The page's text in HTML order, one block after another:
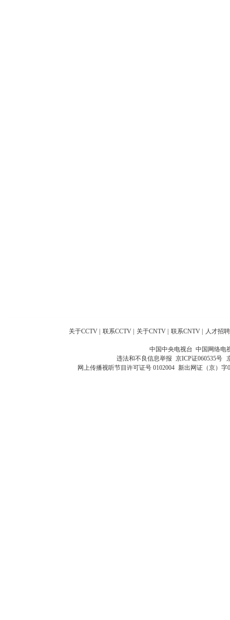
关于CCTV 联系CCTV 关于CNTV 联系CNTV 人才招聘
中国中央电视台 中国网络电
违法和不良信息举报 京ICP证060535号
网上传播视听节目许可证号 0102004 新出网证（京）